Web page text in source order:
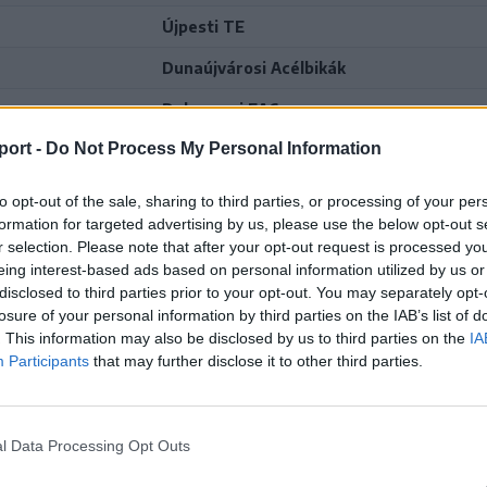
- Do Not Process My Personal Information
opt-out of the sale, sharing to third parties, or processing of your
for targeted advertising by us, please use the below opt-out
selection. Please note that after your opt-out request is processed
interest-based ads based on personal information utilized by us
to third parties prior to your opt-out. You may separately
of your personal information by third parties on the IAB’s list of
This information may also be disclosed by us to third parties on the
Participants that may further disclose it to other third parties.
Data Processing Opt Outs
Újpesti TE
Dunaújvárosi Acélbikák
Debreceni EAC
Újpesti TE
Fehérvár Hockey Akadémia 19
Gyergyói Hoki Klub
Brassói Corona
DVTK Jegesmedvék
19 Újpesti TE
Újpesti TE